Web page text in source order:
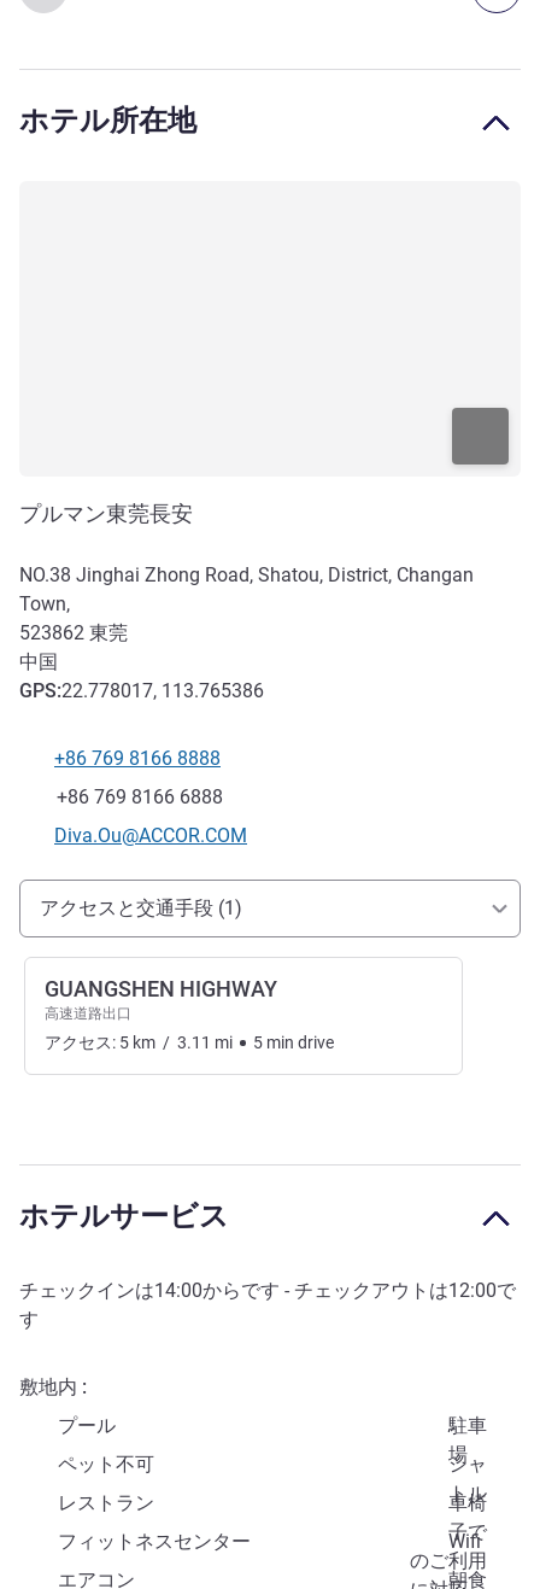
ホテル所在地
プルマン東莞長安
NO.38 Jinghai Zhong Road, Shatou, District, Changan
Town,
523862 東莞
中国
GPS:22.778017, 113.765386
電話番号
+86 769 8166 8888
ファックス
+86 769 8166 6888
Eメール
Diva.Ou@ACCOR.COM
アクセスと交通機関
アクセスと交通手段 (1)
GUANGSHEN HIGHWAY
高速道路出口
アクセス: 5 km / 3.11 mi 5 min drive
ホテルサービス
チェックインは14:00からです - チェックアウトは12:00で
す
敷地内
プール
駐車
場
ペット不可
シャ
トル
レストラン
車椅
子で
のご利用
フィットネスセンター
Wifi
エアコン
朝食